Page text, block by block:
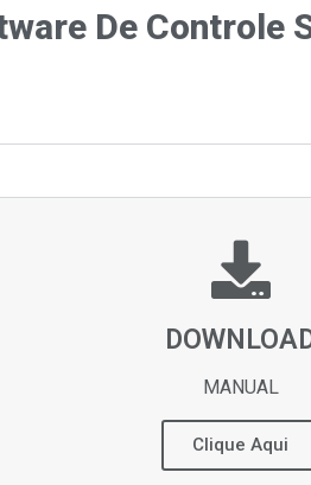
De Controle
MANUAL
Clique Aqui